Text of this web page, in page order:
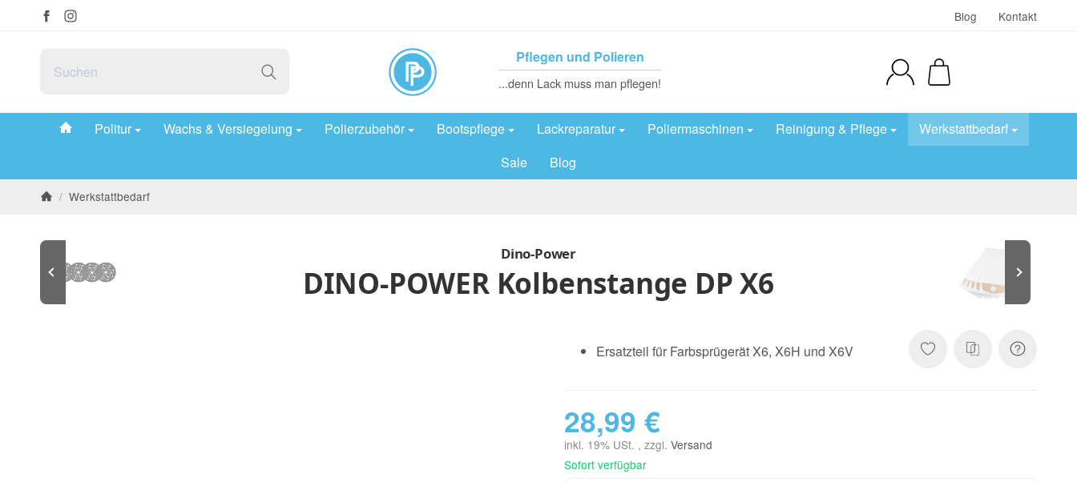
Blog Kontakt
Pflegen und Polieren
...denn Lack muss man pflegen!
#custom.linkHome#
Politur Wachs & Versiegelung Polierzubehör Bootspflege Lackreparatur Poliermaschinen Reinigung & Pflege
Werkstattbedarf
Sale
Blog
/ Werkstattbedarf
Dino-Power
DINO-POWER Kolbenstange DP X6
Ersatzteil für Farbsprügerät X6, X6H und X6V
28,99 €
inkl. 19% USt. , zzgl. Versand
Sofort verfügbar